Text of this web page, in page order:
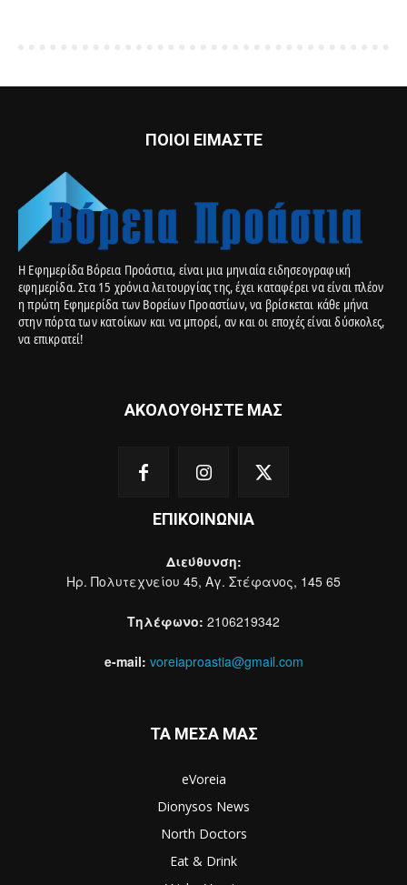
ΠΟΙΟΙ ΕΙΜΑΣΤΕ
Η Εφημερίδα Βόρεια Προάστια, είναι μια μηνιαία ειδησεογραφική
εφημερίδα. Στα 15 χρόνια λειτουργίας της, έχει καταφέρει να είναι πλέον
η πρώτη Εφημερίδα των Βορείων Προαστίων, να βρίσκεται κάθε μήνα
στην πόρτα των κατοίκων και να μπορεί, αν και οι εποχές είναι δύσκολες,
να επικρατεί!
ΑΚΟΛΟΥΘΗΣΤΕ ΜΑΣ
ΕΠΙΚΟΙΝΩΝΙΑ
Διεύθυνση:
Ηρ. Πολυτεχνείου 45, Αγ. Στέφανος, 145 65
Τηλέφωνο: 2106219342
e-mail: voreiaproastia@gmail.com
ΤΑ ΜΕΣΑ ΜΑΣ
eVoreia
Dionysos News
North Doctors
Eat & Drink